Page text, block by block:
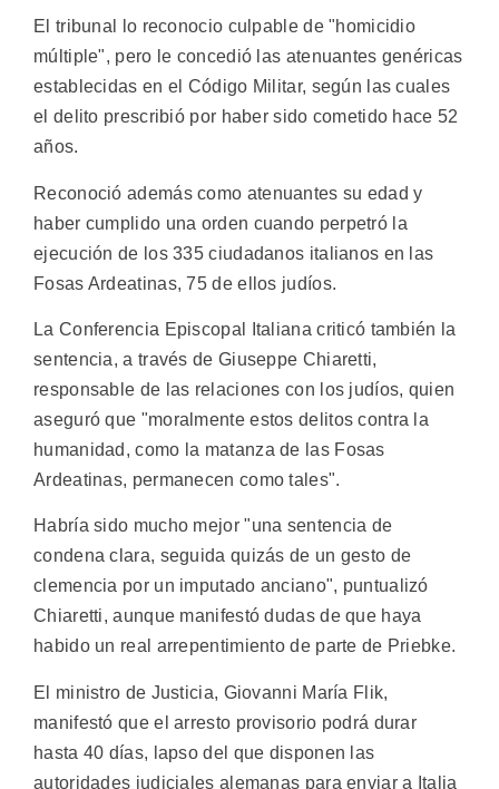
El tribunal lo reconocio culpable de "homicidio
múltiple", pero le concedió las atenuantes genéricas
establecidas en el Código Militar, según las cuales
el delito prescribió por haber sido cometido hace 52
años.
Reconoció además como atenuantes su edad y
haber cumplido una orden cuando perpetró la
ejecución de los 335 ciudadanos italianos en las
Fosas Ardeatinas, 75 de ellos judíos.
La Conferencia Episcopal Italiana criticó también la
sentencia, a través de Giuseppe Chiaretti,
responsable de las relaciones con los judíos, quien
aseguró que "moralmente estos delitos contra la
humanidad, como la matanza de las Fosas
Ardeatinas, permanecen como tales".
Habría sido mucho mejor "una sentencia de
condena clara, seguida quizás de un gesto de
clemencia por un imputado anciano", puntualizó
Chiaretti, aunque manifestó dudas de que haya
habido un real arrepentimiento de parte de Priebke.
El ministro de Justicia, Giovanni María Flik,
manifestó que el arresto provisorio podrá durar
hasta 40 días, lapso del que disponen las
autoridades judiciales alemanas para enviar a Italia